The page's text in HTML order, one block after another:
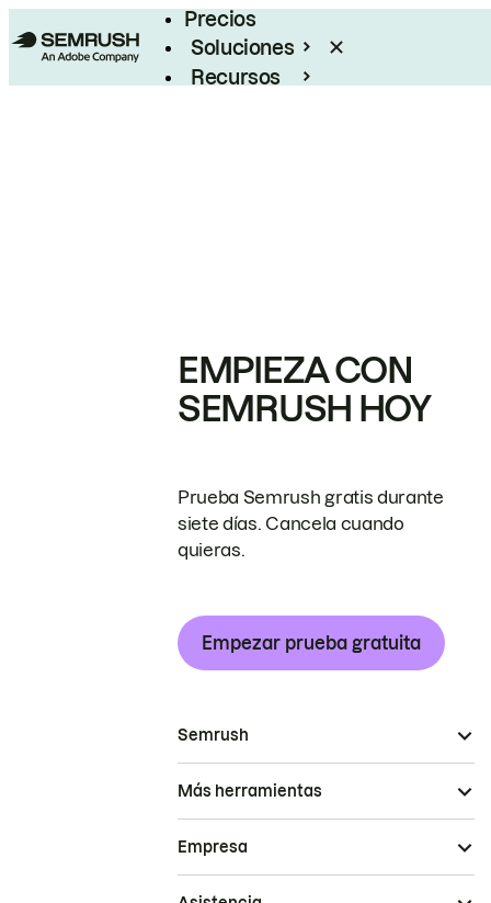
Precios
Soluciones
Recursos
EMPIEZA CON
SEMRUSH HOY
Prueba Semrush gratis durante
siete días. Cancela cuando
quieras.
Empezar prueba gratuita
Semrush
Más herramientas
Empresa